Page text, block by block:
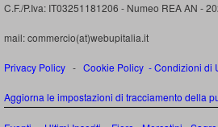
C.F./P.Iva: IT03251181206 - Numeo REA AN -
mail: commercio(at)webupitalia.it
Privacy Policy - Cookie Policy -Condizioni di
Aggiorna le impostazioni di tracciamento della